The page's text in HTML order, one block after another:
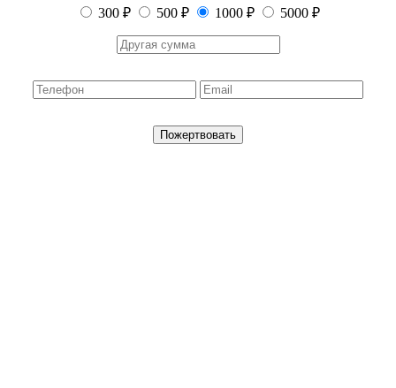
300 ₽ 500 ₽ 1000 ₽ 5000 ₽
Пожертвовать